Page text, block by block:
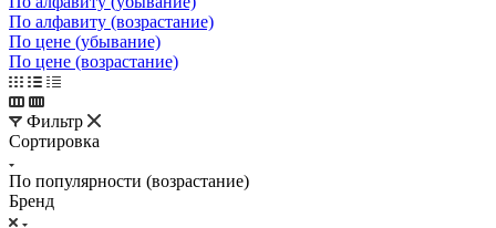
По алфавиту (возрастание)
По цене (убывание)
По цене (возрастание)
Фильтр
Сортировка
По популярности (возрастание)
Бренд